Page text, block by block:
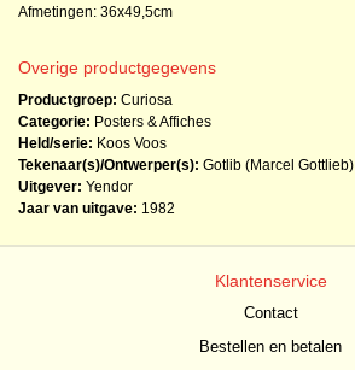
Afmetingen: 36x49,5cm
Overige productgegevens
Productgroep: Curiosa
Categorie: Posters & Affiches
Held/serie: Koos Voos
Tekenaar(s)/Ontwerper(s): Gotlib (Marcel Gottlieb)
Uitgever: Yendor
Jaar van uitgave: 1982
Klantenservice
Contact
Bestellen en betalen